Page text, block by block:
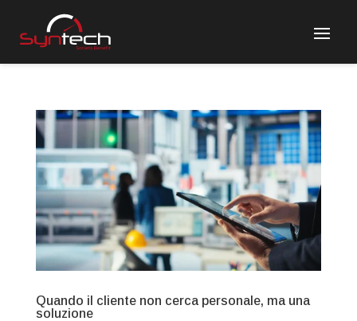
Quando il cliente non cerca personale, ma una
soluzione